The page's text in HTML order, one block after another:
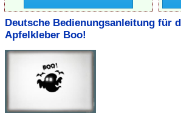
Deutsche Bedienungsanleitung für
Apfelkleber Boo!